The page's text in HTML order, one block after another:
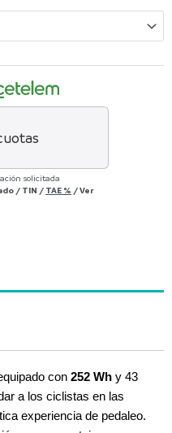
solicitada
/ TIN / TAE % /Ver
con 252 Wh y 43
a los ciclistas en las
experiencia de pedaleo.